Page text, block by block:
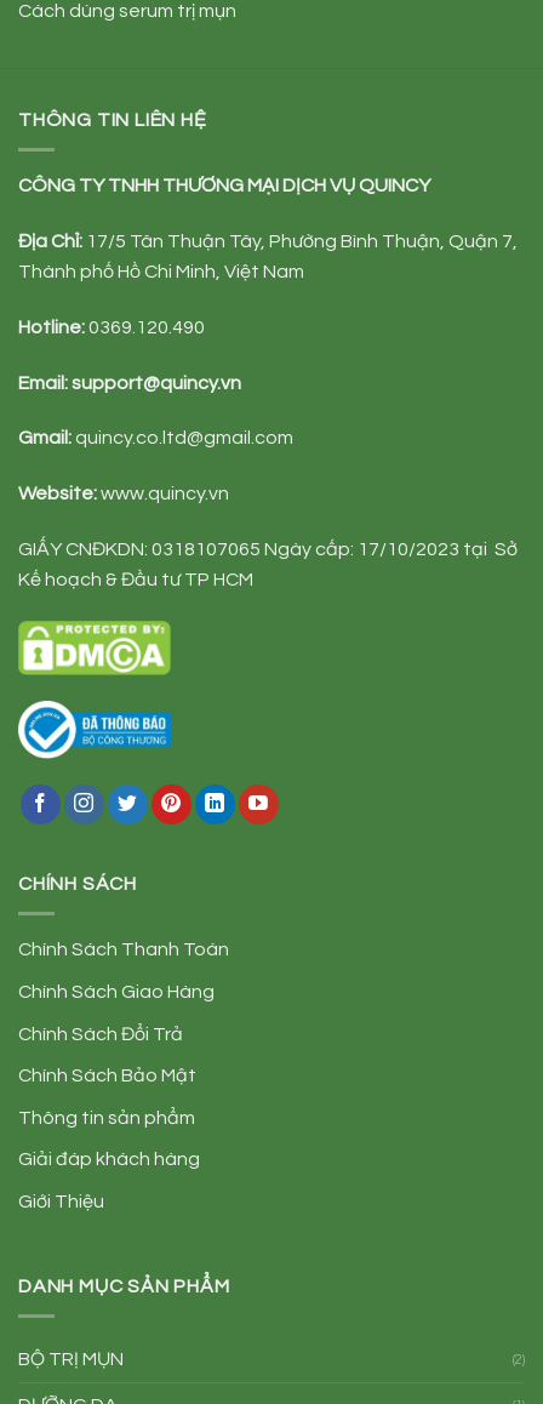
Cách dùng serum trị mụn
THÔNG TIN LIÊN HỆ
CÔNG TY TNHH THƯƠNG MẠI D CH VỤQUINCY
Địa Chỉ: 17/5 Tân Thuận Tây, Phường Bình Thuận, Quận 7,
Thành phố Hồ Chi Minh, Việt Nam
Hotline:0369.120.490
Email:support@quincy.vn
Gmail: quincy.co.ltd@gmail.com
Website:www.quincy.vn
GIẤY CNĐKDN: 0318107065 Ngày cấp: 17/10/2023 tại Sở
Kế hoạch & Đầu tư TP HCM
CHÍNH SÁCH
Chính Sách Thanh Toán
Chính Sách Giao Hàng
Chính Sách Đổi Trả
Chính Sách Bảo Mật
Thông tin sản phẩm
Giải đáp khách hàng
Giới Thiệu
DANH MỤC SẢN PHẨM
BỘ TRỊ MỤN (2)